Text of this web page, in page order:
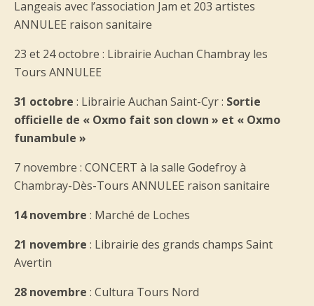
Langeais avec l’association Jam et 203 artistes
ANNULEE raison sanitaire
23 et 24 octobre : Librairie Auchan Chambray les
Tours ANNULEE
31 octobre : Librairie Auchan Saint-Cyr : Sortie
officielle de « Oxmo fait son clown » et « Oxmo
funambule »
7 novembre : CONCERT à la salle Godefroy à
Chambray-Dès-Tours ANNULEE raison sanitaire
14 novembre : Marché de Loches
21 novembre : Librairie des grands champs Saint
Avertin
28 novembre : Cultura Tours Nord